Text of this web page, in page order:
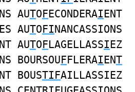
AUTOFECONDERAIENT
AUTOFINANCASSIONS
AUTOFLAGELLASSIEZ
BOURSOUFFLERAIENT
BOUSTIFAILLASSIEZ